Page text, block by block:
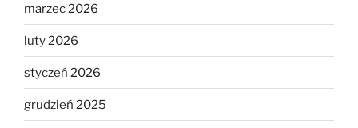
marzec 2026
luty 2026
styczeń 2026
grudzień 2025